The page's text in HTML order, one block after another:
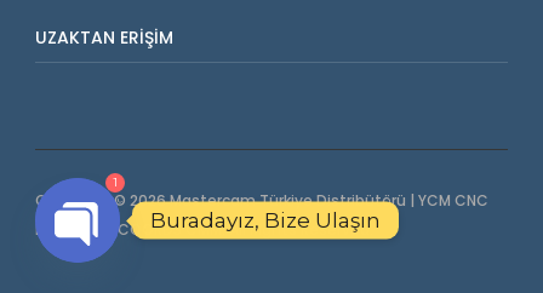
UZAKTAN ERIŞIM
Copyright © 2026 Mastercam Türkiye Distribütörü | YCM CNC
Makinalar | COORD3 CMM. All Rights Reserved.
Buradayız, Bize Ulaşın
1